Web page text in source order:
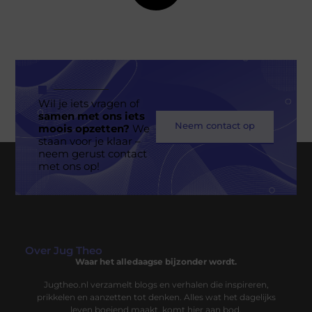
Wil je iets vragen of
samen met ons iets
moois opzetten? We
staan voor je klaar –
neem gerust contact
met ons op!
Neem contact op
Over Jug Theo
Waar het alledaagse bijzonder wordt.
Jugtheo.nl verzamelt blogs en verhalen die inspireren,
prikkelen en aanzetten tot denken. Alles wat het dagelijks
leven boeiend maakt, komt hier aan bod.